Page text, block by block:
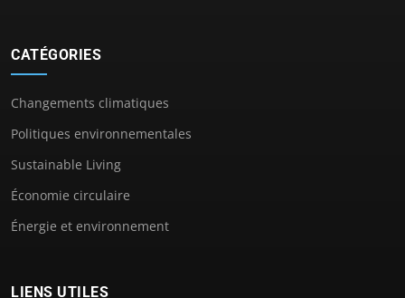
CATÉGORIES
Changements climatiques
Politiques environnementales
Sustainable Living
Économie circulaire
Énergie et environnement
LIENS UTILES